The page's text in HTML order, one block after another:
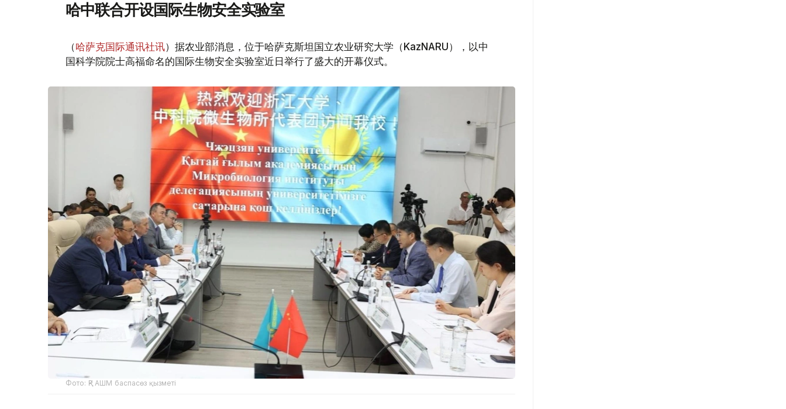
哈中联合开设国际生物安全实验室
（哈萨克国际通讯社讯）据农业部消息，位于哈萨克斯坦国立农业研究大学（KazNARU），以中
国科学院院士高福命名的国际生物安全实验室近日举行了盛大的开幕仪式。
Фото: ҚР АШМ баспасөз қызметі